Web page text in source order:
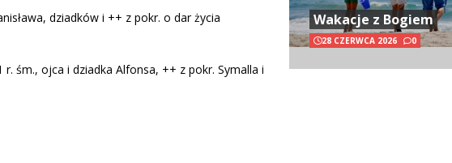
dziadków i ++ z pokr. o dar życia
śm., ojca i dziadka Alfonsa, ++ z pokr. Symalla i
Wakacje z Bogiem
28 CZERWCA 2026 0